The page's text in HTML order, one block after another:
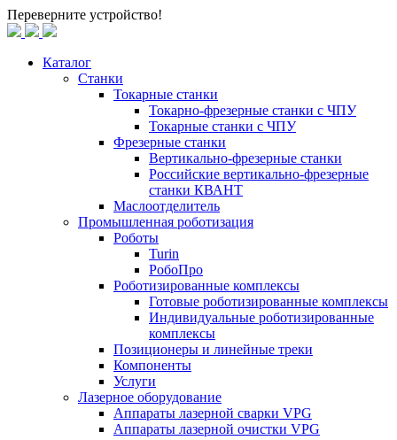
Переверните устройство!
Каталог
Станки
Токарные станки
Токарно-фрезерные станки c ЧПУ
Токарные станки с ЧПУ
Фрезерные станки
Вертикально-фрезерные станки
Российские вертикально-фрезерные
станки КВАНТ
Маслоотделитель
Промышленная роботизация
Роботы
Turin
РобоПро
Роботизированные комплексы
Готовые роботизированные комплексы
Индивидуальные роботизированные
комплексы
Позиционеры и линейные треки
Компоненты
Услуги
Лазерное оборудование
Аппараты лазерной сварки VPG
Аппараты лазерной очистки VPG